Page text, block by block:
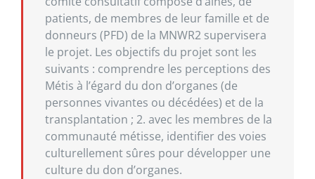
patients, de membres de leur famille et de
donneurs (PFD) de la MNWR2 supervisera
le projet. Les objectifs du projet sont les
suivants : comprendre les perceptions des
Métis à l’égard du don d’organes (de
personnes vivantes ou décédées) et de la
transplantation ; 2. avec les membres de la
communauté métisse, identifier des voies
culturellement sûres pour développer une
culture du don d’organes.